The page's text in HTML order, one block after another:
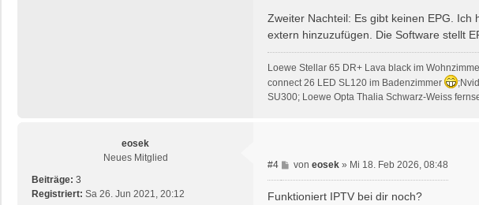
Zweiter Nachteil: Es gibt keinen EPG.
extern hinzuzufügen. Die Software stellt
Loewe Stellar 65 DR+ Lava black im
connect 26 LED SL120 im Badenzimmer
SU300; Loewe Opta Thalia Schwarz-Weiss
eosek
Neues Mitglied
Beiträge: 3
Registriert: Sa 26. Jun 2021, 20:12
#4
B
e
von eosek» Mi 18. Feb 2026, 08:48
Funktioniert IPTV bei dir noch?